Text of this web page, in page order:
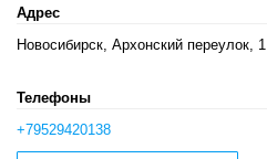
Адрес
Новосибирск, Архонский переулок, 1
Телефоны
+79529420138